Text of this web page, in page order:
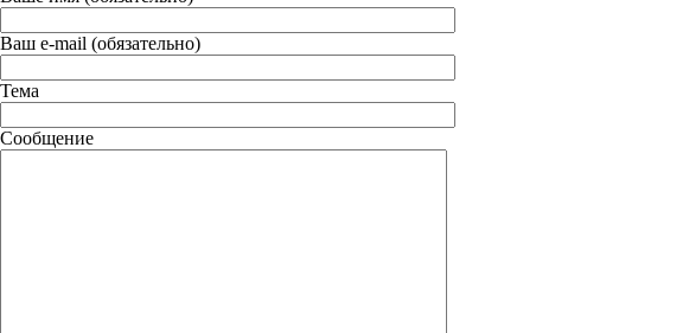
Ваш e-mail (обязательно)
Тема
Сообщение